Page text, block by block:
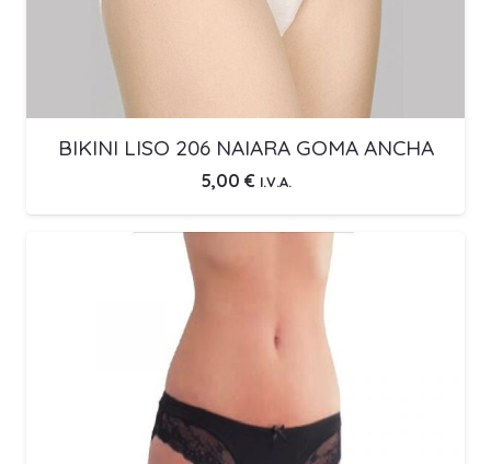
BIKINI LISO 206 NAIARA GOMA ANCHA
5,00 € I.V.A.